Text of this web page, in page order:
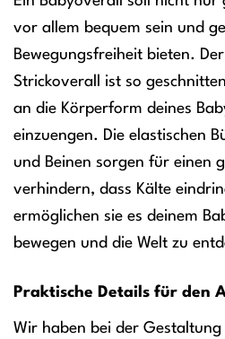
vor allem bequem sein und
Bewegungsfreiheit bieten.
Strickoverall ist so
an die Körperform deines
einzuengen. Die elastischen
und Beinen sorgen für einen
verhindern, dass Kälte
ermöglichen sie es deinem
bewegen und die Welt zu
Praktische Details für den
Wir haben bei der Gestaltung